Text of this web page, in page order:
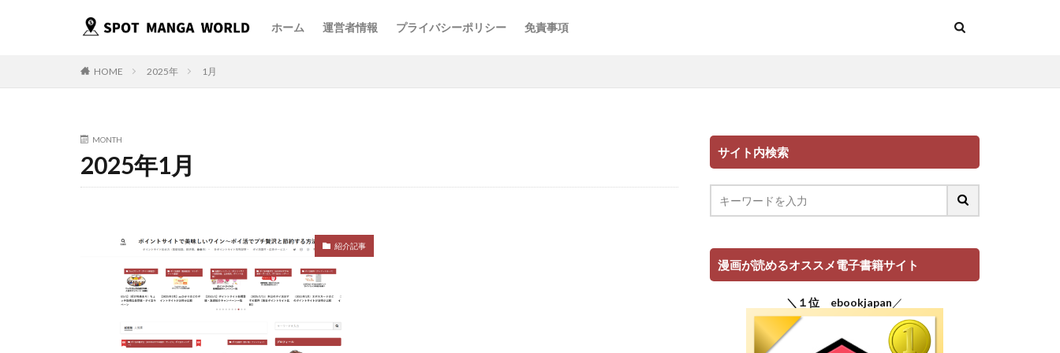
ホーム 運営者情報 プライバシーポリシー 免責事項
HOME 2025年 1月
MONTH
2025年1月
紹介記事
サイト内検索
漫画が読めるオススメ電子書籍サイト
＼１位 ebookjapan ／